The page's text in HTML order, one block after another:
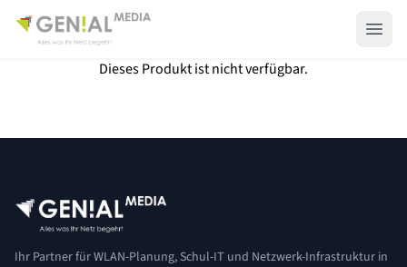
Dieses Produkt ist nicht verfügbar.
Ihr Partner für WLAN-Planung, Schul-IT und Netzwerk-Infrastruktur in